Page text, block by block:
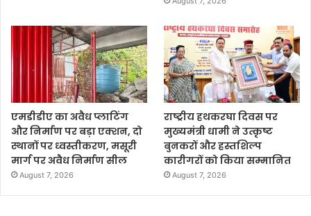
एमडीडीए का अवैध प्लाटिंग
और निर्माण पर बड़ा एक्शन, दो
स्थानों पर ध्वस्तीकरण, मसूरी
मार्ग पर अवैध निर्माण सील
August 7, 2026
राष्ट्रीय हथकरघा दिवस पर
मुख्यमंत्री धामी ने उत्कृष्ट
बुनकरों और हस्तशिल्प
कारीगरों को किया सम्मानित
August 7, 2026